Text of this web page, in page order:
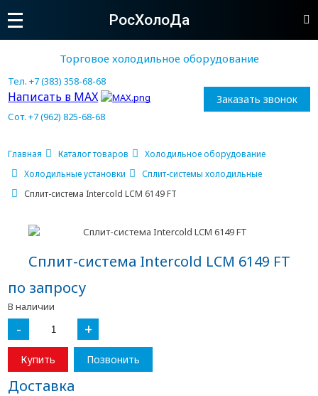
РосХолоДа
Торговое холодильное оборудование
Тел. +7 (383) 358-68-68
Написать в MAX
Сот. +7 (962) 825-68-68
Заказать звонок
Главная Каталог товаров
Холодильное оборудование
Холодильные установки
Сплит-системы холодильные
Сплит-система Intercold LCM 6149 FT
Сплит-система Intercold LCM 6149 FT
по запросу
В наличии
- +
Купить Позвонить
Доставка